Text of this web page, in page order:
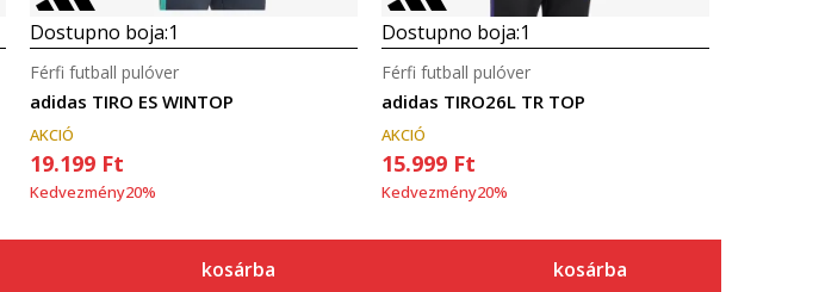
Dostupno boja:1
adidas TIRO ES WINTOP
Férfi futball pulóver
AKCIÓ
19.199 Ft
Kedvezmény20%
kosárba
Dostupno boja:1
adidas TIRO26L TR TOP
Férfi futball pulóver
AKCIÓ
15.999 Ft
Kedvezmény20%
kosárba